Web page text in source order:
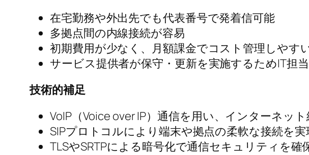
在宅勤務や外出先でも代表番号で発着信可能
多拠点間の内線接続が容易
初期費用が少なく、月額課金でコスト管理しやす
サービス提供者が保守・更新を実施するためIT担
技術的補足
VoIP（Voice over IP）通信を用い、インターネッ
SIPプロトコルにより端末や拠点の柔軟な接続を実
TLSやSRTPによる暗号化で通信セキュリティを確